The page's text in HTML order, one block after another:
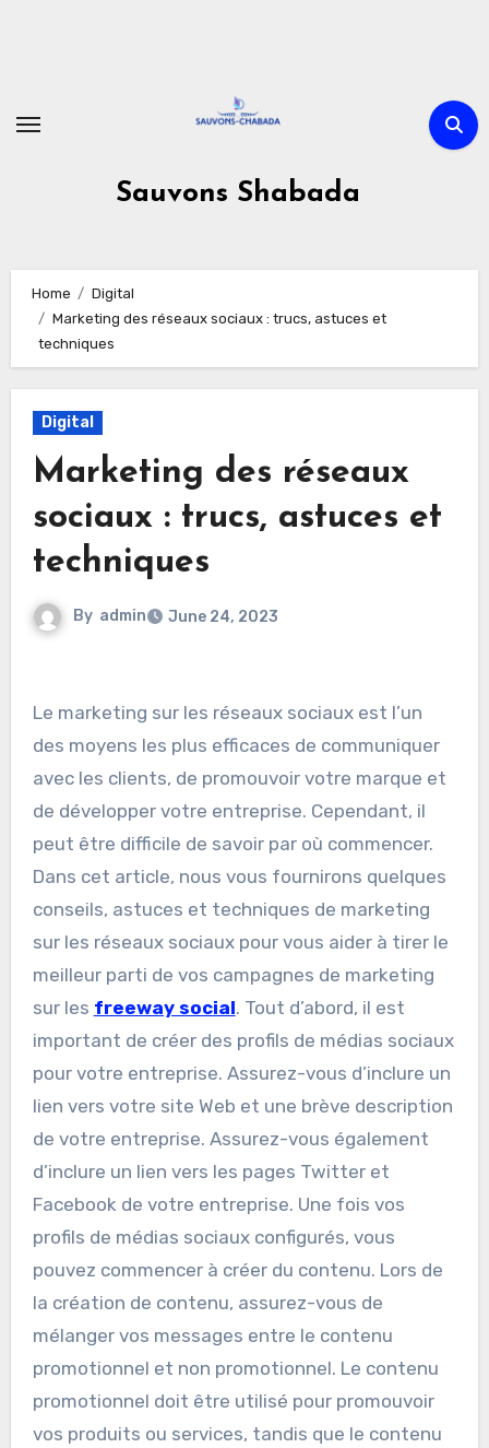
Sauvons Shabada
Home
Digital
Marketing des réseaux sociaux : trucs, astuces et
techniques
Digital
Marketing des réseaux
sociaux : trucs, astuces et
techniques
By admin June 24, 2023
Le marketing sur les réseaux sociaux est l’un
des moyens les plus efficaces de communiquer
avec les clients, de promouvoir votre marque et
de développer votre entreprise. Cependant, il
peut être difficile de savoir par où commencer.
Dans cet article, nous vous fournirons quelques
conseils, astuces et techniques de marketing
sur les réseaux sociaux pour vous aider à tirer le
meilleur parti de vos campagnes de marketing
sur les freeway social. Tout d’abord, il est
important de créer des profils de médias sociaux
pour votre entreprise. Assurez-vous d’inclure un
lien vers votre site Web et une brève description
de votre entreprise. Assurez-vous également
d’inclure un lien vers les pages Twitter et
Facebook de votre entreprise. Une fois vos
profils de médias sociaux configurés, vous
pouvez commencer à créer du contenu. Lors de
la création de contenu, assurez-vous de
mélanger vos messages entre le contenu
promotionnel et non promotionnel. Le contenu
promotionnel doit être utilisé pour promouvoir
vos produits ou services, tandis que le contenu